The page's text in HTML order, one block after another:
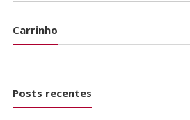
Carrinho
Posts recentes